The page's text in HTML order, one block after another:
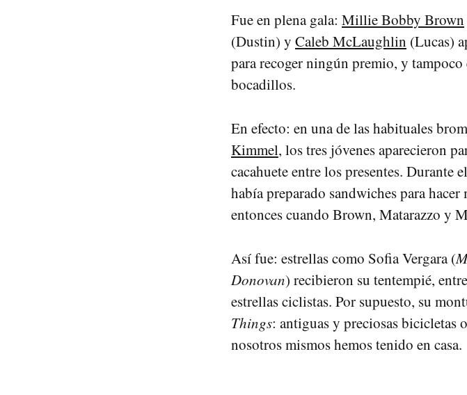
Fue en plena gala: Millie Bobby Brown
(Dustin) y Caleb McLaughlin (Lucas)
para recoger ningún premio, y
bocadillos.
En efecto: en una de las habituales
Kimmel, los tres jóvenes aparecieron
cacahuete entre los presentes. Durante
había preparado sandwiches para
entonces cuando Brown, Matarazzo y
Así fue: estrellas como Sofia Vergara (
Donovan) recibieron su tentempié,
estrellas ciclistas. Por supuesto, su
Things: antiguas y preciosas bicicletas
nosotros mismos hemos tenido en casa.